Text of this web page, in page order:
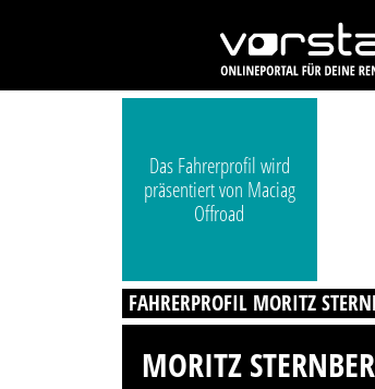
Das Fahrerprofil wird
präsentiert von Maciag
Offroad
FAHRERPROFIL MORITZ
MORITZ